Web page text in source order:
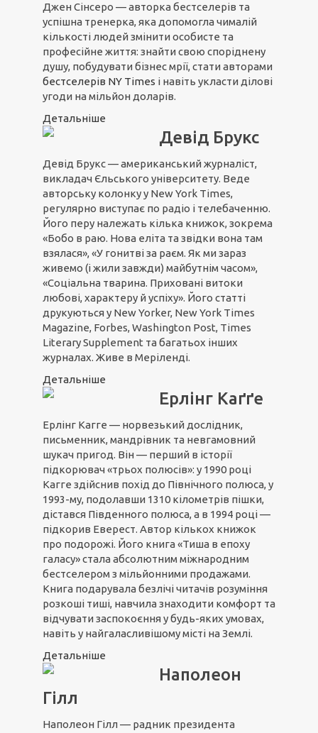
Джен Сінсеро — авторка бестселерів та
успішна тренерка, яка допомогла чималій
кількості людей змінити особисте та
професійне життя: знайти свою споріднену
душу, побудувати бізнес мрії, стати авторами
бестселерів NY Times і навіть укласти ділові
угоди на мільйон доларів.
Детальніше
Девід Брукс
Девід Брукс — американський журналіст,
викладач Єльського університету. Веде
авторську колонку у New York Times,
регулярно виступає по радіо і телебаченню.
Його перу належать кілька книжок, зокрема
«Бобо в раю. Нова еліта та звідки вона там
взялася», «У гонитві за раєм. Як ми зараз
живемо (і жили завжди) майбутнім часом»,
«Соціальна тварина. Приховані витоки
любові, характеру й успіху». Його статті
друкуються у New Yorker, New York Times
Magazine, Forbes, Washington Post, Times
Literary Supplement та багатьох інших
журналах. Живе в Меріленді.
Детальніше
Ерлінг Каґґе
Ерлінг Кагге — норвезький дослідник,
письменник, мандрівник та невгамовний
шукач пригод. Він — перший в історії
підкорювач «трьох полюсів»: у 1990 році
Кагге здійснив похід до Північного полюса, у
1993-му, подолавши 1310 кілометрів пішки,
дістався Південного полюса, а в 1994 році —
підкорив Еверест. Автор кількох книжок
про подорожі. Його книга «Тиша в епоху
галасу» стала абсолютним міжнародним
бестселером з мільйонними продажами.
Книга подарувала безлічі читачів розуміння
розкоші тиші, навчила знаходити комфорт та
відчувати заспокоєння у будь-яких умовах,
навіть у найгаласливішому місті на Землі.
Детальніше
Наполеон
Гілл
Наполеон Гілл — радник президента